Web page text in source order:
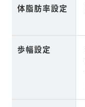
体脂肪率設定
歩幅設定